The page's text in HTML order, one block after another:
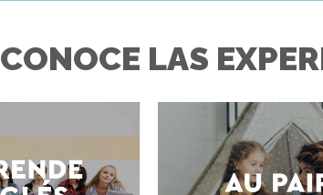
CONOCE LAS